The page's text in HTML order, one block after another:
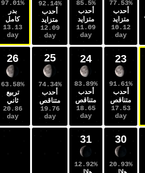
85.5%
أحدب
متزايد
11.09
day
92.14%
أحدب
متزايد
12.09
day
97.01%
بدر
كامل
13.13
day
99.64%
بدر
كامل
14.2
day
24
83.89%
أحدب
متناقص
18.65
day
25
74.34%
أحدب
متناقص
19.76
day
26
63.58%
تربيع
ثاني
20.86
day
27
52.28%
تربيع
ثاني
21.93
day
31
12.92%